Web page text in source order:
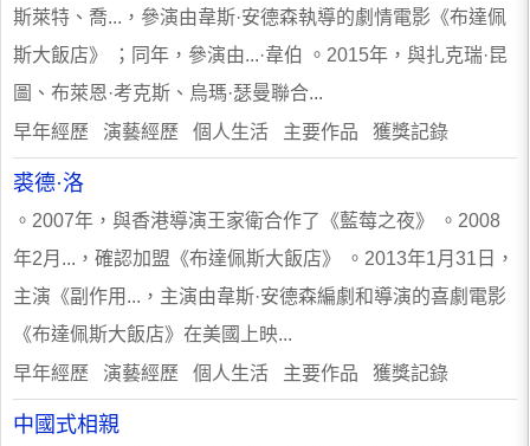
斯萊特、喬...，參演由韋斯·安德森執導的劇情電影《布達佩
斯大飯店》 ；同年，參演由...·韋伯 。2015年，與扎克瑞·昆
圖、布萊恩·考克斯、烏瑪·瑟曼聯合...
早年經歷 演藝經歷 個人生活 主要作品 獲獎記錄
裘德·洛
。2007年，與香港導演王家衛合作了《藍莓之夜》 。2008
年2月...，確認加盟《布達佩斯大飯店》 。2013年1月31日，
主演《副作用...，主演由韋斯·安德森編劇和導演的喜劇電影
《布達佩斯大飯店》在美國上映...
早年經歷 演藝經歷 個人生活 主要作品 獲獎記錄
中國式相親